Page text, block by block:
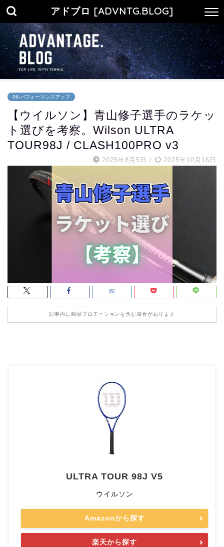
アドブロ [ADVNTG.BLOG]
06-パフォーマンスアップ
【ウイルソン】青山修子選手のラケッ
ト選びを考察。Wilson ULTRA
TOUR98J / CLASH100PRO v3
2025年8月5日 / 2025年10月16日
記事内に商品プロモーションを含む場合があります
ULTRA TOUR 98J V5
ウイルソン
Amazonから探す
楽天から探す